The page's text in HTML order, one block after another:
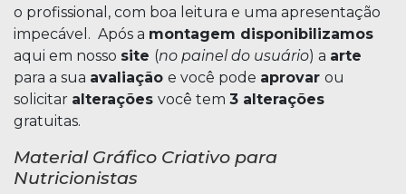
o profissional, com boa leitura e uma apresentação
impecável. Após a montagem disponibilizamos
aqui em nosso site (no painel do usuário) a arte
para a sua avaliação e você pode aprovar ou
solicitar alterações você tem 3 alterações
gratuitas.
Material Gráfico Criativo para
Nutricionistas